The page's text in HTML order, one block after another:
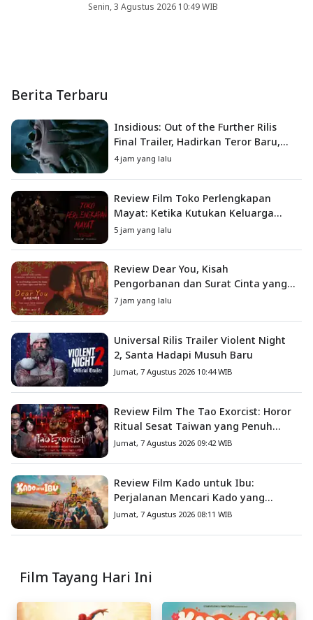
Senin, 3 Agustus 2026 10:49 WIB
Berita Terbaru
Insidious: Out of the Further Rilis
Final Trailer, Hadirkan Teror Baru,
Iblis Kini Masuk ke Dunia Manusia
4 jam yang lalu
Review Film Toko Perlengkapan
Mayat: Ketika Kutukan Keluarga
Menjadi Sumber Teror yang
5 jam yang lalu
Review Dear You, Kisah
Pengorbanan dan Surat Cinta yang
Menyentuh Hati
7 jam yang lalu
Universal Rilis Trailer Violent Night
2, Santa Hadapi Musuh Baru
Jumat, 7 Agustus 2026 10:44 WIB
Review Film The Tao Exorcist: Horor
Ritual Sesat Taiwan yang Penuh
Misteri dan Teror Psikologis
Jumat, 7 Agustus 2026 09:42 WIB
Review Film Kado untuk Ibu:
Perjalanan Mencari Kado yang
Mengajarkan Arti Keluarga
Jumat, 7 Agustus 2026 08:11 WIB
Film Tayang Hari Ini